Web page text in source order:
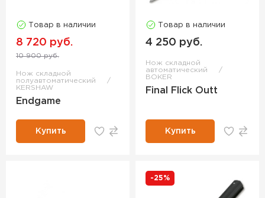
Товар в наличии
8 720 руб.
10 900 руб.
Нож складной
полуавтоматический
KERSHAW
Endgame
Купить
Товар в наличии
4 250 руб.
Нож складной
автоматический
BOKER
Final Flick Outt
Купить
-25%